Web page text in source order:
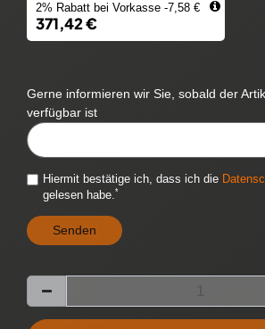
2% Rabatt bei Vorkasse -7,58 €
371,42 €
Gerne informieren wir Sie, sobald der
verfügbar ist
Hiermit bestätige ich, dass ich die
gelesen habe.*
Senden